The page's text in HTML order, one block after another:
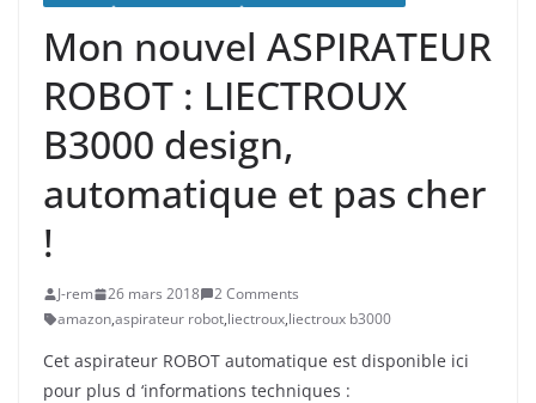
Mon nouvel ASPIRATEUR
ROBOT : LIECTROUX
B3000 design,
automatique et pas cher
!
J-rem 26 mars 2018
2 Comments
amazon,aspirateur robot,liectroux,liectroux b3000
Cet aspirateur ROBOT automatique est disponible ici
pour plus d ‘informations techniques :